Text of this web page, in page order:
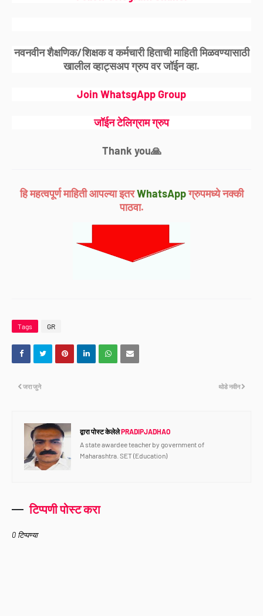
नवनवीन शैक्षणिक/शिक्षक व कर्मचारी हिताची माहिती मिळवण्यासाठी
खालील व्हाट्सअप ग्रुप वर जॉईन व्हा.
Join WhatsgApp Group
जॉईन टेलिग्राम ग्रुप
Thank you🙏
हि महत्वपूर्ण माहिती आपल्या इतर WhatsAppग्रुपमध्ये नक्की
पाठवा.
Tags GR
थोडे नवीन
जरा जुने
द्वारा पोस्ट केलेलेPRADIPJADHAO
A state awardee teacher by government of
Maharashtra. SET (Education)
टिप्पणी पोस्ट करा
0 टिप्पण्या